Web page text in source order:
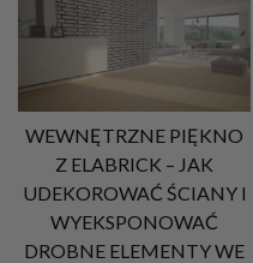
WEWNĘTRZNE PIĘKNO
Z ELABRICK – JAK
UDEKOROWAĆ ŚCIANY I
WYEKSPONOWAĆ
DROBNE ELEMENTY WE